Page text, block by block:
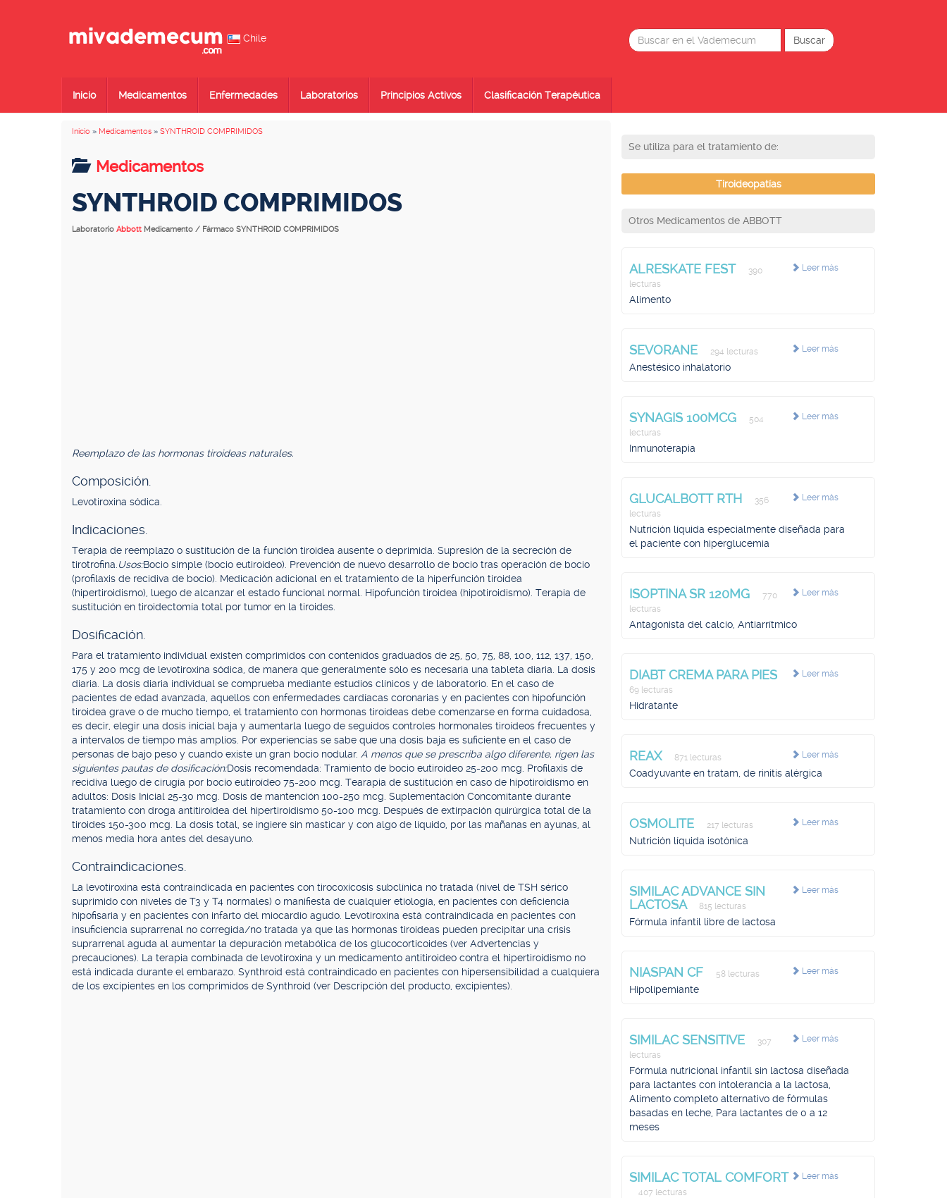
Chile
Inicio Medicamentos Enfermedades Laboratorios Principios Activos Clasificación Terapéutica
Inicio » Medicamentos » SYNTHROID COMPRIMIDOS
Medicamentos
SYNTHROID COMPRIMIDOS
Laboratorio Abbott Medicamento / Fármaco SYNTHROID COMPRIMIDOS
Reemplazo de las hormonas tiroideas naturales.
Composición.
Levotiroxina sódica.
Indicaciones.
Terapia de reemplazo o sustitución de la función tiroidea ausente o deprimida. Supresión de la secreción de
tirotrofina. Usos:Bocio simple (bocio eutiroideo). Prevención de nuevo desarrollo de bocio tras operación de bocio
(profilaxis de recidiva de bocio). Medicación adicional en el tratamiento de la hiperfunción tiroidea
(hipertiroidismo), luego de alcanzar el estado funcional normal. Hipofunción tiroidea (hipotiroidismo). Terapia de
sustitución en tiroidectomía total por tumor en la tiroides.
Dosificación.
Para el tratamiento individual existen comprimidos con contenidos graduados de 25, 50, 75, 88, 100, 112, 137, 150,
175 y 200 mcg de levotiroxina sódica, de manera que generalmente sólo es necesaria una tableta diaria. La dosis
diaria. La dosis diaria individual se comprueba mediante estudios clínicos y de laboratorio. En el caso de
pacientes de edad avanzada, aquellos con enfermedades cardíacas coronarias y en pacientes con hipofunción
tiroidea grave o de mucho tiempo, el tratamiento con hormonas tiroídeas debe comenzarse en forma cuidadosa,
es decir, elegir una dosis inicial baja y aumentarla luego de seguidos controles hormonales tiroídeos frecuentes y
a intervalos de tiempo más amplios. Por experiencias se sabe que una dosis baja es suficiente en el caso de
personas de bajo peso y cuando existe un gran bocio nodular. A menos que se prescriba algo diferente, rigen las
siguientes pautas de dosificación:Dosis recomendada: Tramiento de bocio eutiroídeo 25-200 mcg. Profilaxis de
recidiva luego de cirugía por bocio eutiroídeo 75-200 mcg. Tearapia de sustitución en caso de hipotiroidismo en
adultos: Dosis Inicial 25-30 mcg. Dosis de mantención 100-250 mcg. Suplementación Concomitante durante
tratamiento con droga antitiroídea del hipertiroidismo 50-100 mcg. Después de extirpación quirúrgica total de la
tiroides 150-300 mcg. La dosis total, se ingiere sin masticar y con algo de líquido, por las mañanas en ayunas, al
menos media hora antes del desayuno.
Contraindicaciones.
La levotiroxina está contraindicada en pacientes con tirocoxicosis subclínica no tratada (nivel de TSH sérico
suprimido con niveles de T3 y T4 normales) o manifiesta de cualquier etiología, en pacientes con deficiencia
hipofisaria y en pacientes con infarto del miocardio agudo. Levotiroxina está contraindicada en pacientes con
insuficiencia suprarrenal no corregida/no tratada ya que las hormonas tiroideas pueden precipitar una crisis
suprarrenal aguda al aumentar la depuración metabólica de los glucocorticoides (ver Advertencias y
precauciones). La terapia combinada de levotiroxina y un medicamento antitiroideo contra el hipertiroidismo no
está indicada durante el embarazo. Synthroid está contraindicado en pacientes con hipersensibilidad a cualquiera
de los excipientes en los comprimidos de Synthroid (ver Descripción del producto, excipientes).
Se utiliza para el tratamiento de:
Tiroideopatías
Otros Medicamentos de ABBOTT
Leer más
ALRESKATE FEST
390
lecturas
Alimento
Leer más
SEVORANE 294 lecturas
Anestésico inhalatorio
Leer más
SYNAGIS 100MCG
504
lecturas
Inmunoterapia
Leer más
GLUCALBOTT RTH
356
lecturas
Nutrición líquida especialmente diseñada para
el paciente con hiperglucemia
Leer más
ISOPTINA SR 120MG
770
lecturas
Antagonista del calcio, Antiarrítmico
Leer más
DIABT CREMA PARA PIES
69 lecturas
Hidratante
Leer más
REAX 871 lecturas
Coadyuvante en tratam, de rinitis alérgica
Leer más
OSMOLITE 217 lecturas
Nutrición líquida isotónica
Leer más
SIMILAC ADVANCE SIN
LACTOSA
815 lecturas
Fórmula infantil libre de lactosa
Leer más
NIASPAN CF 58 lecturas
Hipolipemiante
Leer más
SIMILAC SENSITIVE
307
lecturas
Fórmula nutricional infantil sin lactosa diseñada
para lactantes con intolerancia a la lactosa,
Alimento completo alternativo de fórmulas
basadas en leche, Para lactantes de 0 a 12
meses
Leer más
SIMILAC TOTAL COMFORT
407 lecturas